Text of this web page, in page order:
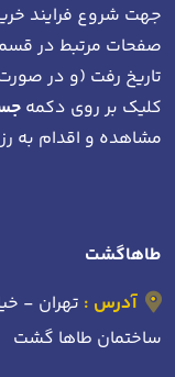
جهت شروع فرایند
صفحات مرتبط در
تاریخ رفت (و در
کلیک بر روی دکمه
مشاهده و اقدام به
طاهاگشت
آدرس : تهران -
ساختمان طاها گشت